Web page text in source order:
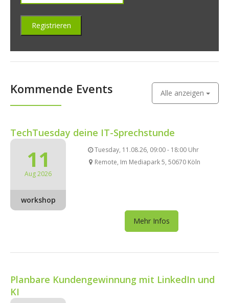
Kommende Events Alle anzeigen
TechTuesday deine IT-Sprechstunde
11
Aug 2026
workshop
Tuesday, 11.08.26, 09:00 - 18:00 Uhr
Remote, Im Mediapark 5, 50670 Köln
Mehr Infos
Planbare Kundengewinnung mit LinkedIn und
KI